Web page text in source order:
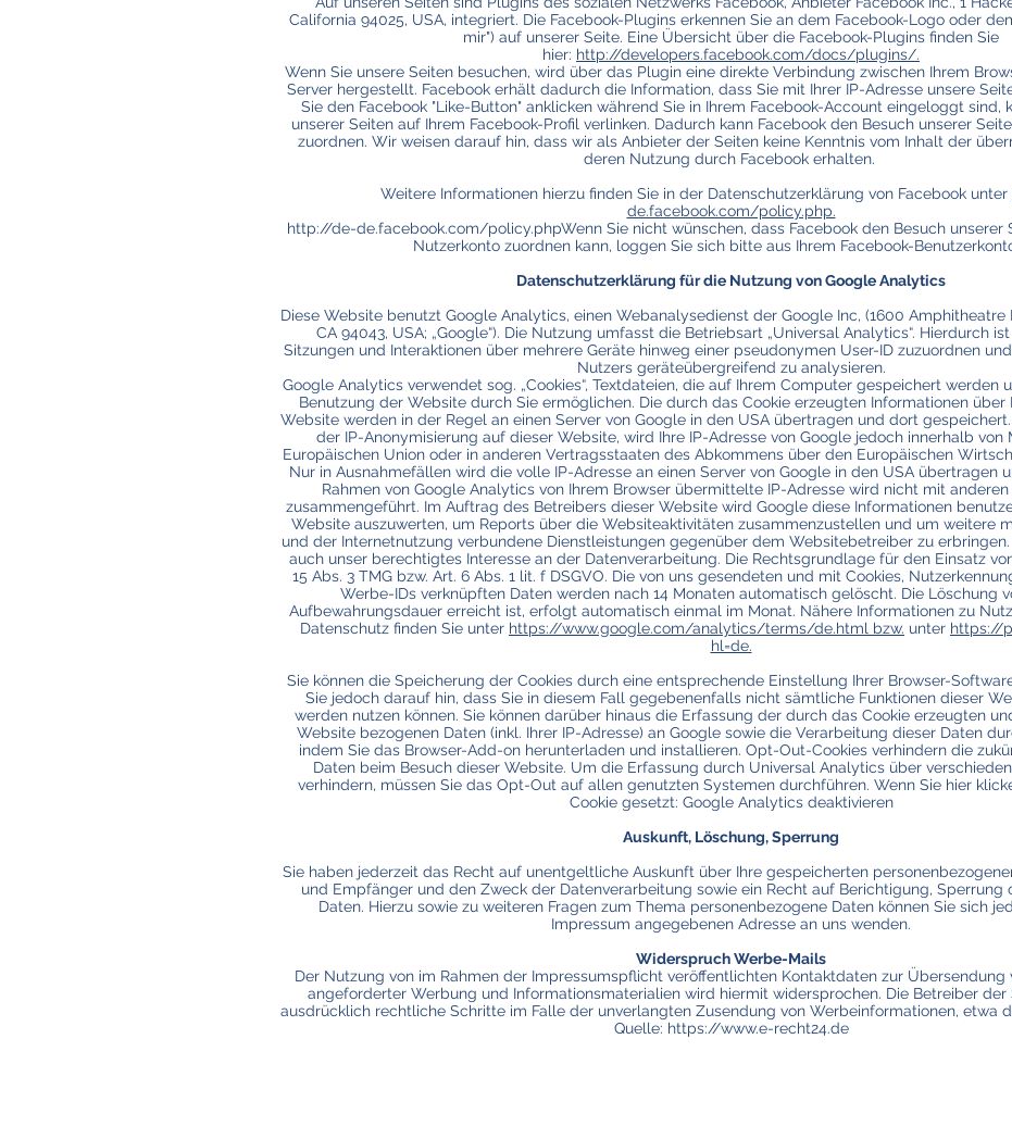
California 94025, USA, integriert. Die Facebook-Plugins erkennen Sie an dem Facebook-Logo oder
mir") auf unserer Seite. Eine Übersicht über die Facebook-Plugins finden Sie
hier: http://developers.facebook.com/docs/plugins/.
Wenn Sie unsere Seiten besuchen, wird über das Plugin eine direkte Verbindung zwischen Ihrem
Server hergestellt. Facebook erhält dadurch die Information, dass Sie mit Ihrer IP-Adresse unsere
Sie den Facebook "Like-Button" anklicken während Sie in Ihrem Facebook-Account eingeloggt sind,
unserer Seiten auf Ihrem Facebook-Profil verlinken. Dadurch kann Facebook den Besuch unserer
zuordnen. Wir weisen darauf hin, dass wir als Anbieter der Seiten keine Kenntnis vom Inhalt der
deren Nutzung durch Facebook erhalten.
Weitere Informationen hierzu finden Sie in der Datenschutzerklärung von Facebook unter
de.facebook.com/policy.php.
http://de-de.facebook.com/policy.phpWenn Sie nicht wünschen, dass Facebook den Besuch unserer
Nutzerkonto zuordnen kann, loggen Sie sich bitte aus Ihrem Facebook-
Datenschutzerklärung für die Nutzung von Google Analytics
Diese Website benutzt Google Analytics, einen Webanalysedienst der Google Inc, (1600 Amphitheatre
CA 94043, USA; „Google“). Die Nutzung umfasst die Betriebsart „Universal Analytics“. Hierdurch
Sitzungen und Interaktionen über mehrere Geräte hinweg einer pseudonymen User-ID zuzuordnen
Nutzers geräteübergreifend zu analysieren.
Google Analytics verwendet sog. „Cookies“, Textdateien, die auf Ihrem Computer gespeichert werden
Benutzung der Website durch Sie ermöglichen. Die durch das Cookie erzeugten Informationen über
Website werden in der Regel an einen Server von Google in den USA übertragen und dort
der IP-Anonymisierung auf dieser Website, wird Ihre IP-Adresse von Google jedoch innerhalb
Europäischen Union oder in anderen Vertragsstaaten des Abkommens über den Europäischen
Nur in Ausnahmefällen wird die volle IP-Adresse an einen Server von Google in den USA übertragen
Rahmen von Google Analytics von Ihrem Browser übermittelte IP-Adresse wird nicht mit
zusammengeführt. Im Auftrag des Betreibers dieser Website wird Google diese Informationen
Website auszuwerten, um Reports über die Websiteaktivitäten zusammenzustellen und um weitere
und der Internetnutzung verbundene Dienstleistungen gegenüber dem Websitebetreiber zu
auch unser berechtigtes Interesse an der Datenverarbeitung. Die Rechtsgrundlage für den Einsatz
15 Abs. 3 TMG bzw. Art. 6 Abs. 1 lit. f DSGVO. Die von uns gesendeten und mit Cookies,
Werbe-IDs verknüpften Daten werden nach 14 Monaten automatisch gelöscht. Die Löschung
Aufbewahrungsdauer erreicht ist, erfolgt automatisch einmal im Monat. Nähere Informationen zu
Datenschutz finden Sie unter https://www.google.com/analytics/terms/de.html bzw. unter https://
hl=de.
Sie können die Speicherung der Cookies durch eine entsprechende Einstellung Ihrer Browser-
Sie jedoch darauf hin, dass Sie in diesem Fall gegebenenfalls nicht sämtliche Funktionen dieser
werden nutzen können. Sie können darüber hinaus die Erfassung der durch das Cookie erzeugten
Website bezogenen Daten (inkl. Ihrer IP-Adresse) an Google sowie die Verarbeitung dieser Daten
indem Sie das Browser-Add-on herunterladen und installieren. Opt-Out-Cookies verhindern die
Daten beim Besuch dieser Website. Um die Erfassung durch Universal Analytics über
verhindern, müssen Sie das Opt-Out auf allen genutzten Systemen durchführen. Wenn Sie hier
Cookie gesetzt: Google Analytics deaktivieren
Auskunft, Löschung, Sperrung
Sie haben jederzeit das Recht auf unentgeltliche Auskunft über Ihre gespeicherten
und Empfänger und den Zweck der Datenverarbeitung sowie ein Recht auf Berichtigung, Sperrung
Daten. Hierzu sowie zu weiteren Fragen zum Thema personenbezogene Daten können Sie sich
Impressum angegebenen Adresse an uns wenden.
Widerspruch Werbe-Mails
Der Nutzung von im Rahmen der Impressumspflicht veröffentlichten Kontaktdaten zur Übersendung
angeforderter Werbung und Informationsmaterialien wird hiermit widersprochen. Die Betreiber der
ausdrücklich rechtliche Schritte im Falle der unverlangten Zusendung von Werbeinformationen, etwa
Quelle: https://www.e-recht24.de